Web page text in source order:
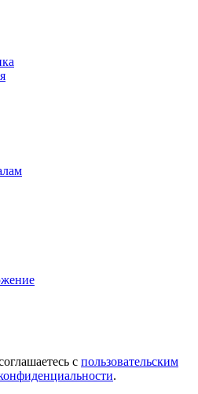
с пользовательским
.